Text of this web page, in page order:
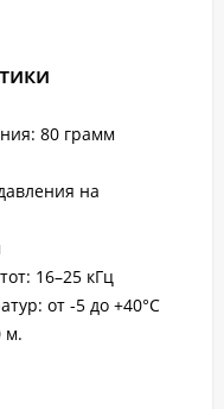
80 грамм
на
16–25 кГц
от -5 до +40°С
м.